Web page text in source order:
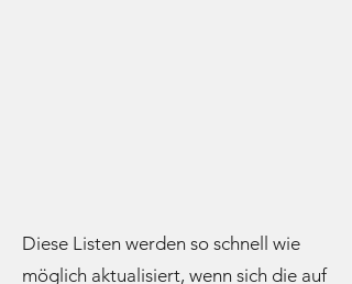
Diese Listen werden so schnell wie
möglich aktualisiert, wenn sich die auf